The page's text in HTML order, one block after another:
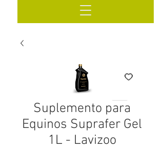
Suplemento para
Equinos Suprafer Gel
1L - Lavizoo